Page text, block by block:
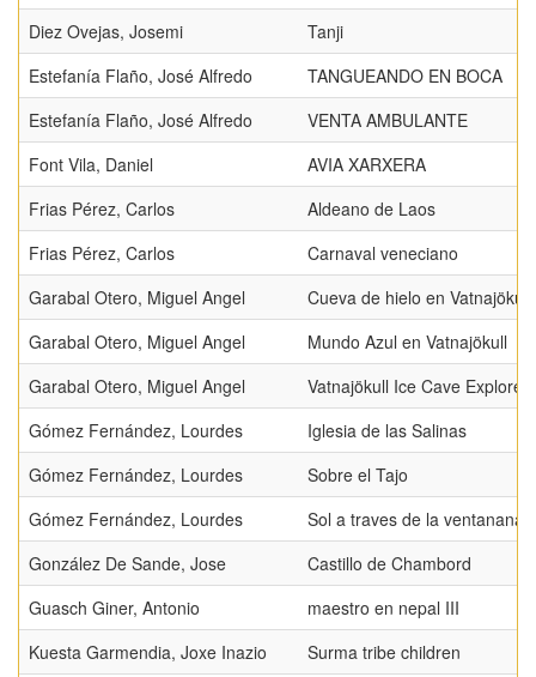
Diez Ovejas, Josemi
Tanji
Estefanía Flaño, José Alfredo
TANGUEANDO EN BOCA
Estefanía Flaño, José Alfredo
VENTA AMBULANTE
Font Vila, Daniel
AVIA XARXERA
Frias Pérez, Carlos
Aldeano de Laos
Frias Pérez, Carlos
Carnaval veneciano
Garabal Otero, Miguel Angel
Cueva de hielo en Vatnajökull
Garabal Otero, Miguel Angel
Mundo Azul en Vatnajökull
Garabal Otero, Miguel Angel
Vatnajökull Ice Cave Explorer
Gómez Fernández, Lourdes
Iglesia de las Salinas
Gómez Fernández, Lourdes
Sobre el Tajo
Gómez Fernández, Lourdes
Sol a traves de la ventanana
González De Sande, Jose
Castillo de Chambord
Guasch Giner, Antonio
maestro en nepal III
Kuesta Garmendia, Joxe Inazio
Surma tribe children